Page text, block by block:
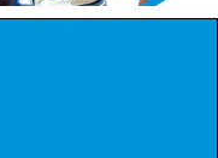
GUARD
Myles Corey,